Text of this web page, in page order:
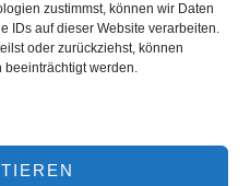
zustimmst, können wir Daten
IDs auf dieser Website verarbeiten.
oder zurückziehst, können
beeinträchtigt werden.